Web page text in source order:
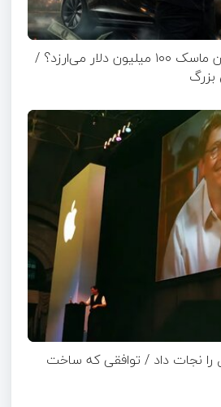
یک ساعت از زمان ایلان ماسک ۱۰۰ میلیون دلار می‌ارزد؟ /
بزرگ
را نجات داد / توافقی که ساخت